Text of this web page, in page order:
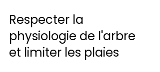
Respecter la
physiologie de l'arbre
et limiter les plaies